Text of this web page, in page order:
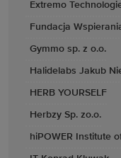
Extremo
Fundacja
Gymmo sp. z o.o.
Halidelabs Jakub
HERB YOURSELF
Herbzy Sp. zo.o.
hiPOWER Institute